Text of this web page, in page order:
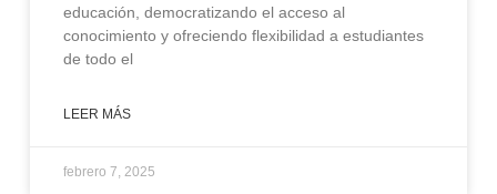
educación, democratizando el acceso al
conocimiento y ofreciendo flexibilidad a estudiantes
de todo el
LEER MÁS
febrero 7, 2025